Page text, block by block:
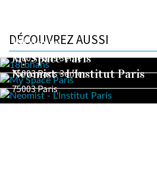
DÉCOUVREZ AUSSI
18Lohans
75003 Paris 3ème
My Space Paris
75003 Paris 3eme
Neomist - L'Institut Paris
75003 Paris